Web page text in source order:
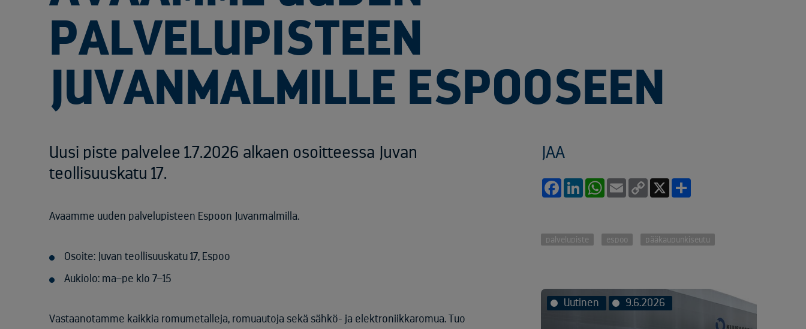
PALVELUPISTEEN
JUVANMALMILLE ESPOOSEEN
Uusi piste palvelee 1.7.2026 alkaen osoitteessa Juvan
teollisuuskatu 17.
Avaamme uuden palvelupisteen Espoon Juvanmalmilla.
Osoite: Juvan teollisuuskatu 17, Espoo
Aukiolo: ma–pe klo 7–15
Vastaanotamme kaikkia romumetalleja, romuautoja sekä sähkö- ja elektroniikkaromua. Tuo
JAA
FacebookLinkedInWhatsApp
Email
Copy
palvelupiste espoo pääkaupunkiseutu
Uutinen 9.6.2026